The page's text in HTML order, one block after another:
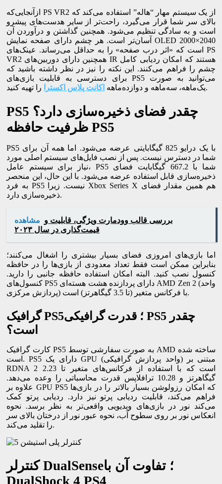
ازآنجایی‌که PS VR2 از یک سیستم مهار “هاله” استفاده می‌کند که
بالای سر شما قرار می‌گیرد، راحت‌تر از سایر هدست‌های پیشرو
است و به سادگی تنظیم می‌شود. همچنین گذاشتن و درآوردن آن
آسان‌تر است. هر چشم دارای صفحه نمایش OLED 2000×2040
است که «اثر درب صفحه» را به حداقل می‌رساند. عینک‌های PS
VR2 همچنین دارای دوربین‌های IR هستند که امکان ردیابی کامل
چشم را فراهم می‌کنند. این نکته را نیز در نظر داشته باشید که
برای دسترسی به قابلیت بازی‌های PS5 می‌توانید به صورت
یک‌ماهه، سه‌ماهه و دوازده‌ماهه اکانت پلاس اکسترا را تهیه کنید.
PS5 چقدر فضای ذخیره‌سازی دارد؟
ظرفیت حافظه PS5
PS5 با یک درایو 825 گیگابایتی عرضه می‌شود. اما همه آن برای
شما در دسترس نیست. پس از نصب فایل‌های سیستم اصلی مورد
نیاز برای سیستم عامل، PS5 شما با 667.2 گیگابایت فضای
ذخیره‌سازی قابل استفاده عرضه می‌شود. با این حال، این منحصر
به فرد PS5 نیست. زیرا Xbox Series X هم همین مقدار فضای
ذخیره‌سازی دارد.
مشاهده بررسی قالب وودمارت ویژگی، قابلیت و
قیمت‌گذاری در سال ۲۰۲۳
اما بازی‌های امروزی فضای بسیار بیشتری را اشغال می‌کنند؛
بنابراین ممکن است فقط تعداد معدودی از بازی‌ها را در حافظه
کنسول نصب کنید. البته امکان استفاده حافظه جانبی را دارید.
کنسول‌های PS5 دارای پردازنده هشت هسته‌ای AMD Zen 2 (واحد
پردازش مرکزی) با فرکانس متغیر (تا 3.5 گیگاهرتز) است.
گرافیک PS5؛ قدرت گرافیکی PS5 چقدر
است؟
کارت گرافیک PS5 به صورت سفارشی توسط AMD ساخته شده
است. PS5 دارای یک GPU (واحد پردازش گرافیکی) مبتنی بر
RDNA 2 است که با استفاده از فرکانس‌های متغیر تا 2.23
گیگاهرتز و 10.28 ترافلاپس قدرت محاسباتی را وعده می‌دهد.
علاوه بر GPU PS5 که امکان رزولوشن بسیار بالاتر را در بازی‌ها
فراهم می‌کند، قابلیت ردیابی پرتو نیز دارد. ردیابی پرتو کمک
می‌کند نور در بازی‌های ویدیویی واقعی‌تر به نظر برسد. نحوه
انعکاس نور بر روی سطوح آب، نحوه عبور نور از درختان بالای سر
را تقلید می‌کند.
کنترلر DualSense؛ تفاوت آن با